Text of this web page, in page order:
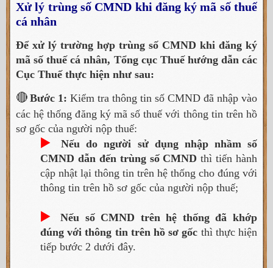
Xử lý trùng số CMND khi đăng ký mã số thuế
cá nhân
Để xử lý trường hợp trùng số CMND khi đăng ký
mã số thuế cá nhân, Tổng cục Thuế hướng dẫn các
Cục Thuế thực hiện như sau:
🔴 Bước 1: Kiểm tra thông tin số CMND đã nhập vào
các hệ thống đăng ký mã số thuế với thông tin trên hồ
sơ gốc của người nộp thuế:
▶️Nếu do người sử dụng nhập nhầm số
CMND dẫn đến trùng số CMND thì tiến hành
cập nhật lại thông tin trên hệ thống cho đúng với
thông tin trên hồ sơ gốc của người nộp thuế;
▶️Nếu số CMND trên hệ thống đã khớp
đúng với thông tin trên hồ sơ gốc thì thực hiện
tiếp bước 2 dưới đây.